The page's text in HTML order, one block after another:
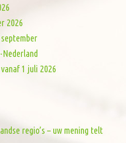
2026
1 juli 2026
regio’s – uw mening telt